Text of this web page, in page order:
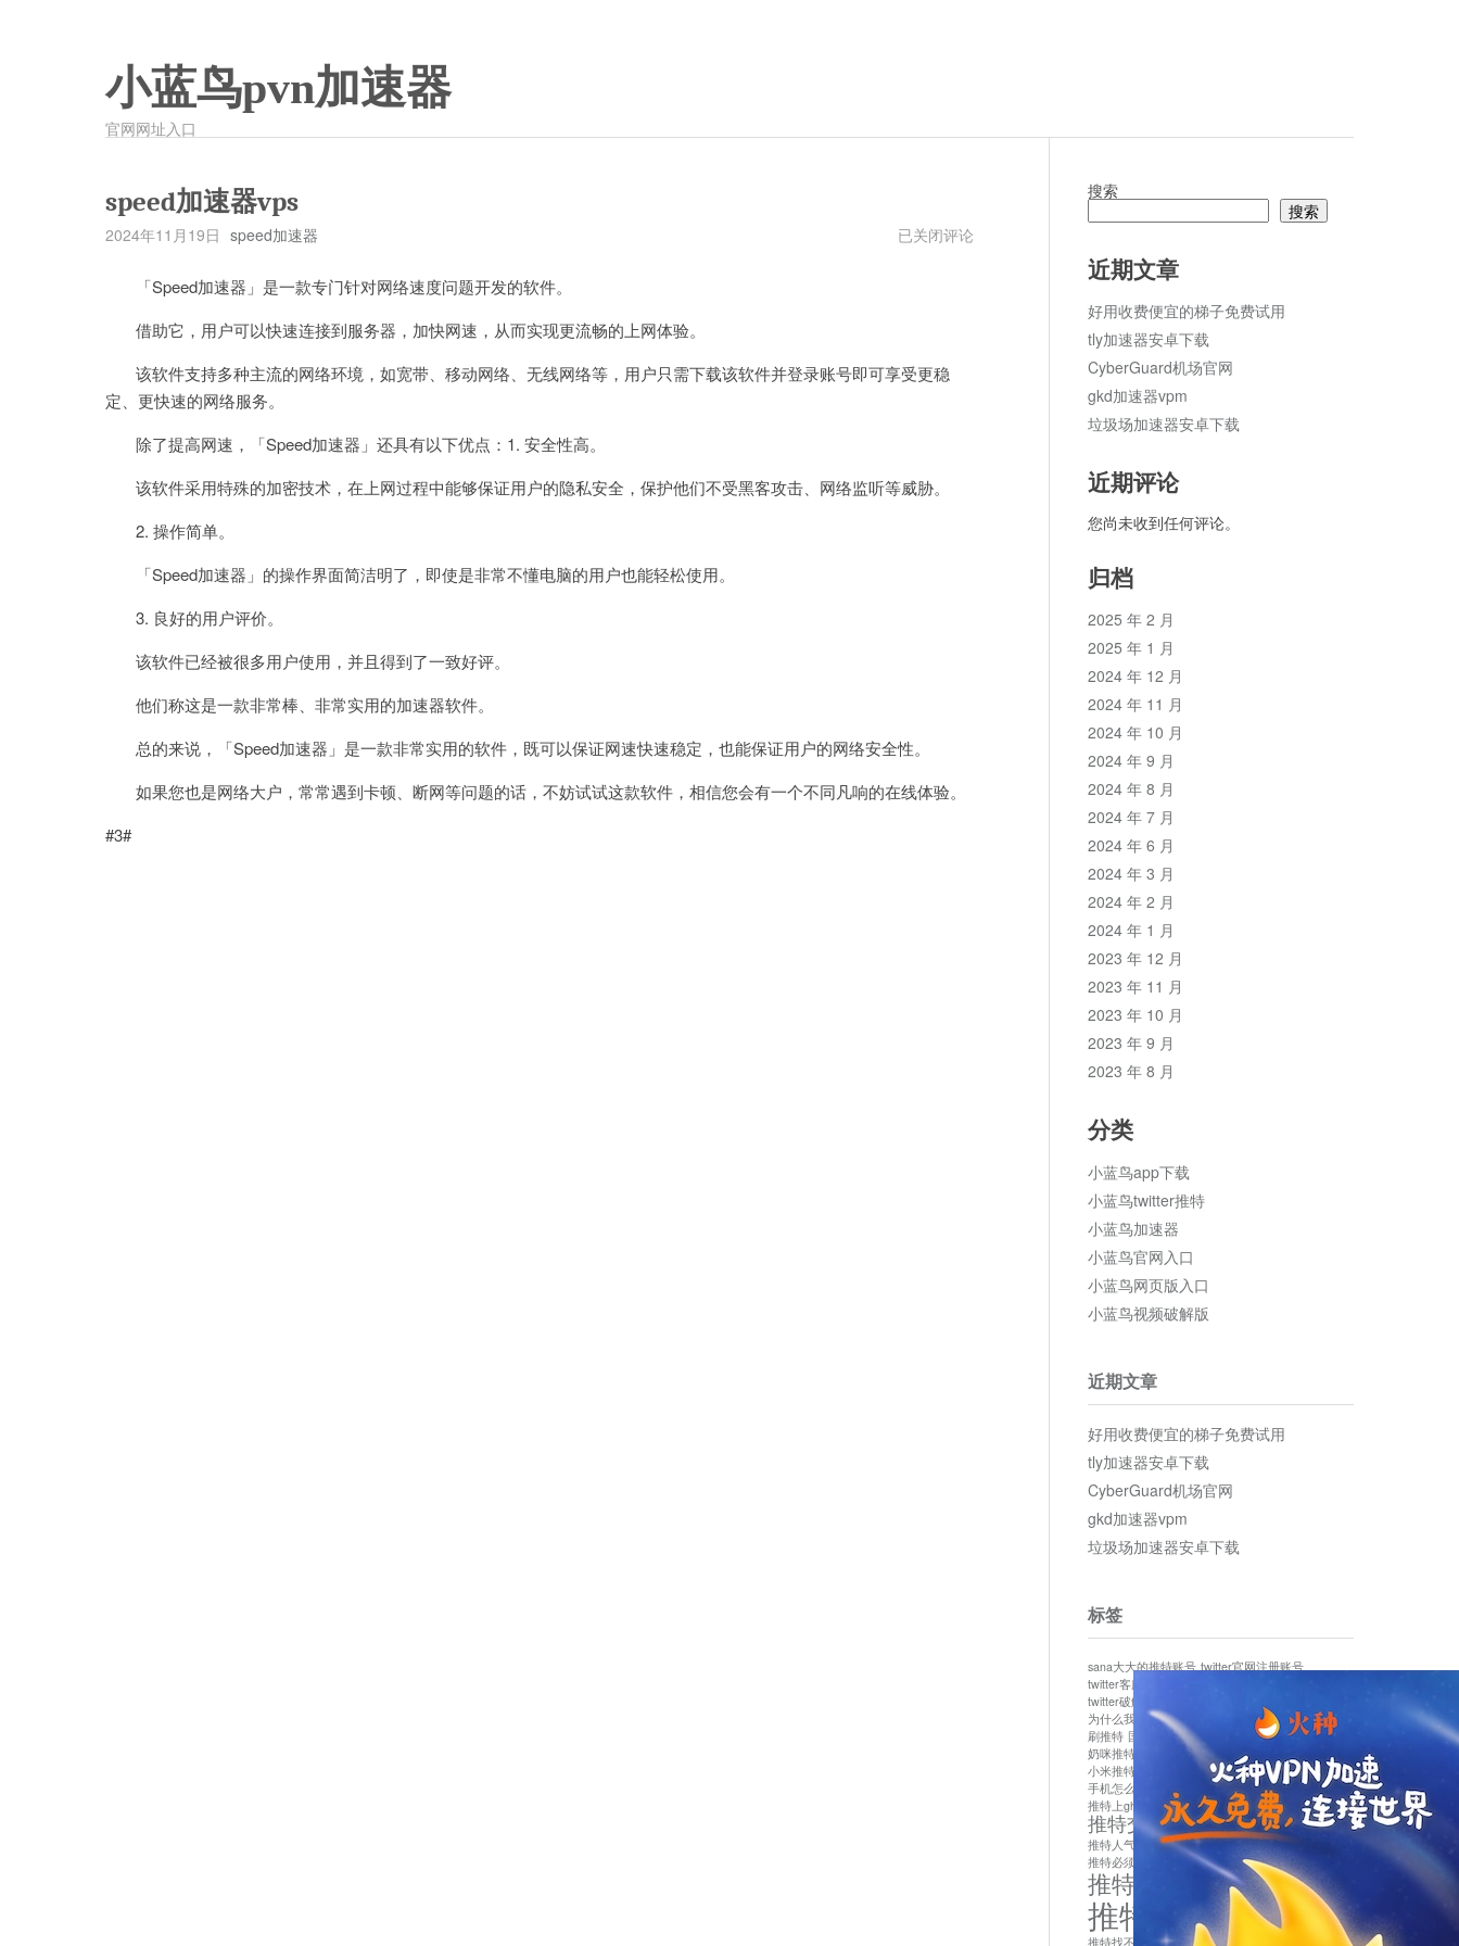
小蓝鸟pvn加速器
官网网址入口
speed加速器vps
2024年11月19日 speed加速器
speed
已关闭评论
「Speed加速器」是一款专门针对网络速度问题开发的软件。
借助它，用户可以快速连接到服务器，加快网速，从而实现更流畅的上网体验。
该软件支持多种主流的网络环境，如宽带、移动网络、无线网络等，用户只需下载该软件并登录账号即可享受更稳
定、更快速的网络服务。
除了提高网速，「Speed加速器」还具有以下优点：1. 安全性高。
该软件采用特殊的加密技术，在上网过程中能够保证用户的隐私安全，保护他们不受黑客攻击、网络监听等威胁。
2. 操作简单。
「Speed加速器」的操作界面简洁明了，即使是非常不懂电脑的用户也能轻松使用。
3. 良好的用户评价。
该软件已经被很多用户使用，并且得到了一致好评。
他们称这是一款非常棒、非常实用的加速器软件。
总的来说，「Speed加速器」是一款非常实用的软件，既可以保证网速快速稳定，也能保证用户的网络安全性。
如果您也是网络大户，常常遇到卡顿、断网等问题的话，不妨试试这款软件，相信您会有一个不同凡响的在线体验。
#3#
搜索
搜索
近期文章
好用收费便宜的梯子免费试用
tly加速器安卓下载
CyberGuard机场官网
gkd加速器vpm
垃圾场加速器安卓下载
近期评论
您尚未收到任何评论。
归档
2025 年 2 月
2025 年 1 月
2024 年 12 月
2024 年 11 月
2024 年 10 月
2024 年 9 月
2024 年 8 月
2024 年 7 月
2024 年 6 月
2024 年 3 月
2024 年 2 月
2024 年 1 月
2023 年 12 月
2023 年 11 月
2023 年 10 月
2023 年 9 月
2023 年 8 月
分类
小蓝鸟app下载
小蓝鸟twitter推特
小蓝鸟加速器
小蓝鸟官网入口
小蓝鸟网页版入口
小蓝鸟视频破解版
近期文章
好用收费便宜的梯子免费试用
tly加速器安卓下载
CyberGuard机场官网
gkd加速器vpm
垃圾场加速器安卓下载
标签
sana大大的推特账号 twitter官网注册账号
twitter客服
twitter破解版下载
为什么我推特无法保存设置
作者sana推特是什么
刷推特 国内为什么不能用twitter 国内能用twitter吗
奶咪推特
如何找回推特密码
小米推特闪退是怎么回事 怎么看推特上的视频
手机怎么注册推特账号
推特devil
推特上ghs的女博主
推特交友软件app下载
推特人气萌货小蔡头喵喵喵 推特实名制
推特必须用外网吗
推特怎么取消关联手机号
推特怎么看敏感内容苹果
推特找不到账号 推特注册必须要手机号